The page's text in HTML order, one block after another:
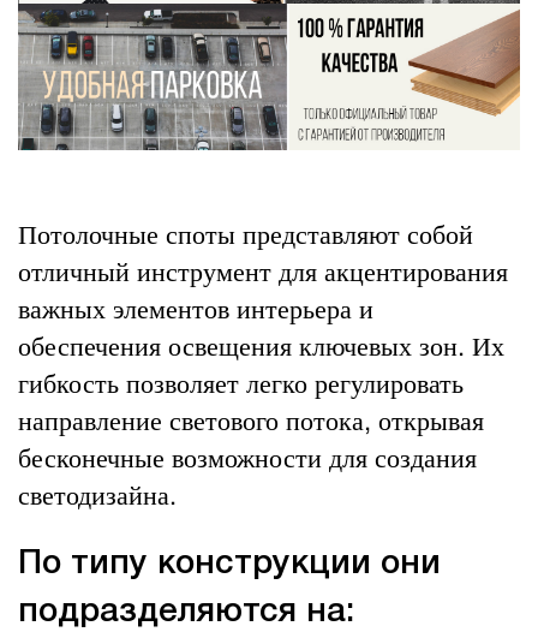
Потолочные споты представляют собой
отличный инструмент для акцентирования
важных элементов интерьера и
обеспечения освещения ключевых зон. Их
гибкость позволяет легко регулировать
направление светового потока, открывая
бесконечные возможности для создания
светодизайна.
По типу конструкции они
подразделяются на: